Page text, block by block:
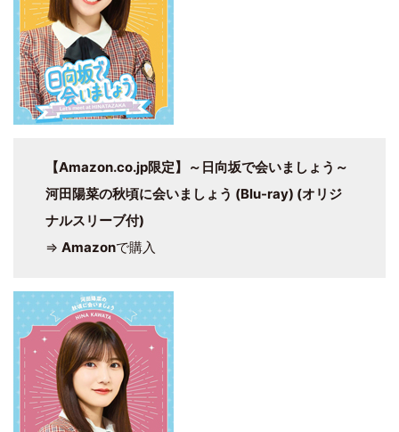
【Amazon.co.jp限定】～日向坂で会いましょう～
河田陽菜の秋頃に会いましょう (Blu-ray) (オリジ
ナルスリーブ付)
⇒ Amazonで購入